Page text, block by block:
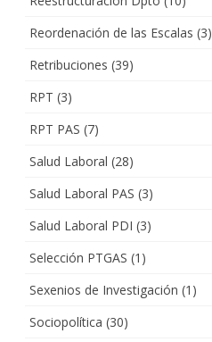
Reordenación de las Escalas (3)
Retribuciones (39)
RPT (3)
RPT PAS (7)
Salud Laboral (28)
Salud Laboral PAS (3)
Salud Laboral PDI (3)
Selección PTGAS (1)
Sexenios de Investigación (1)
Sociopolítica (30)